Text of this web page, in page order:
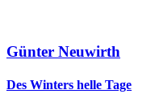
Günter Neuwirth
Des Winters helle Tage